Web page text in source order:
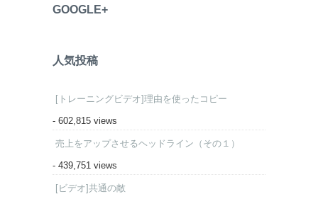
GOOGLE+
人気投稿
[トレーニングビデオ]理由を使ったコピー
- 602,815 views
売上をアップさせるヘッドライン（その１）
- 439,751 views
[ビデオ]共通の敵